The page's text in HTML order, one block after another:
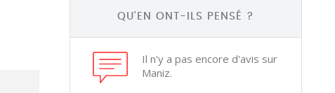
QU'EN ONT-ILS PENSÉ ?
Il n'y a pas encore d'avis sur
Maniz.